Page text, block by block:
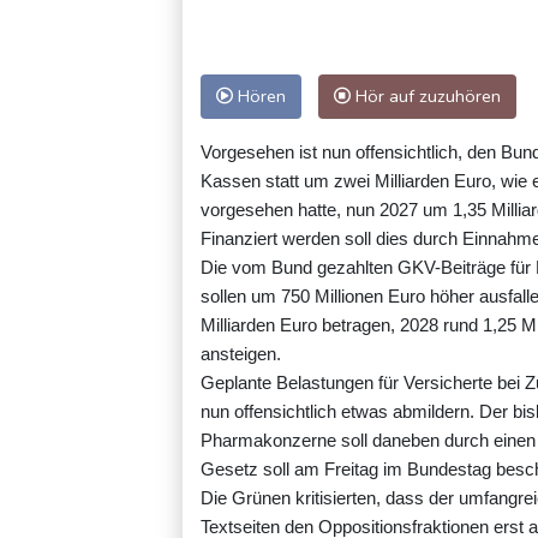
Hören Hör auf zuzuhören
Vorgesehen ist nun offensichtlich, den
Kassen statt um zwei Milliarden Euro,
vorgesehen hatte, nun 2027 um 1,35
Finanziert werden soll dies durch
Die vom Bund gezahlten GKV-Beiträge
sollen um 750 Millionen Euro höher
Milliarden Euro betragen, 2028 rund 1,25
ansteigen.
Geplante Belastungen für Versicherte bei
nun offensichtlich etwas abmildern. Der
Pharmakonzerne soll daneben durch
Gesetz soll am Freitag im Bundestag
Die Grünen kritisierten, dass der
Textseiten den Oppositionsfraktionen erst